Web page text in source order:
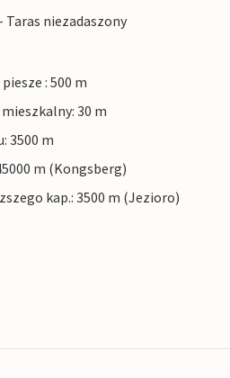
Taras niezadaszony
: 500 m
30 m
3500 m
m (Kongsberg)
kap.: 3500 m (Jezioro)